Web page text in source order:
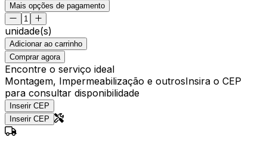
Mais opções de pagamento
unidade(s)
Adicionar ao carrinho
Comprar agora
Encontre o serviço ideal
Montagem, Impermeabilização e outrosInsira o CEP
para consultar disponibilidade
Inserir CEP
Inserir CEP